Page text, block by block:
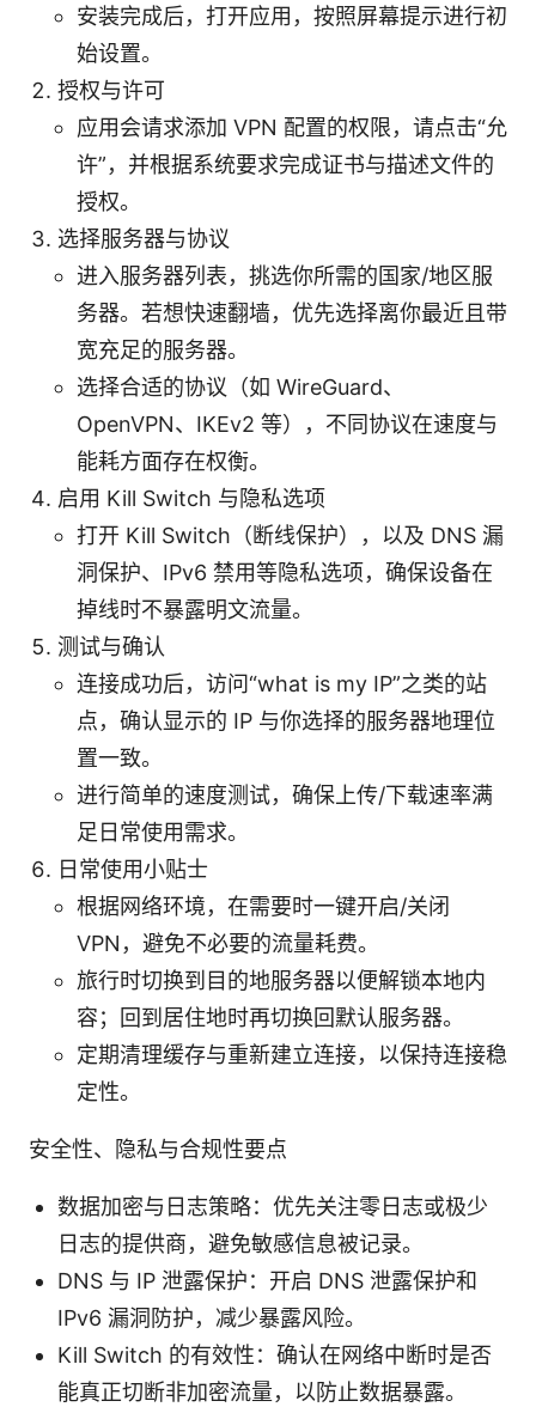
安装完成后，打开应用，按照屏幕提示进行初
始设置。
授权与许可
应用会请求添加 VPN 配置的权限，请点击“允
许”，并根据系统要求完成证书与描述文件的
授权。
选择服务器与协议
进入服务器列表，挑选你所需的国家/地区服
务器。若想快速翻墙，优先选择离你最近且带
宽充足的服务器。
选择合适的协议（如 WireGuard、
OpenVPN、IKEv2 等），不同协议在速度与
能耗方面存在权衡。
启用 Kill Switch 与隐私选项
打开 Kill Switch（断线保护），以及 DNS 漏
洞保护、IPv6 禁用等隐私选项，确保设备在
掉线时不暴露明文流量。
测试与确认
连接成功后，访问“what is my IP”之类的站
点，确认显示的 IP 与你选择的服务器地理位
置一致。
进行简单的速度测试，确保上传/下载速率满
足日常使用需求。
日常使用小贴士
根据网络环境，在需要时一键开启/关闭
VPN，避免不必要的流量耗费。
旅行时切换到目的地服务器以便解锁本地内
容；回到居住地时再切换回默认服务器。
定期清理缓存与重新建立连接，以保持连接稳
定性。
安全性、隐私与合规性要点
数据加密与日志策略：优先关注零日志或极少
日志的提供商，避免敏感信息被记录。
DNS 与 IP 泄露保护：开启 DNS 泄露保护和
IPv6 漏洞防护，减少暴露风险。
Kill Switch 的有效性：确认在网络中断时是否
能真正切断非加密流量，以防止数据暴露。